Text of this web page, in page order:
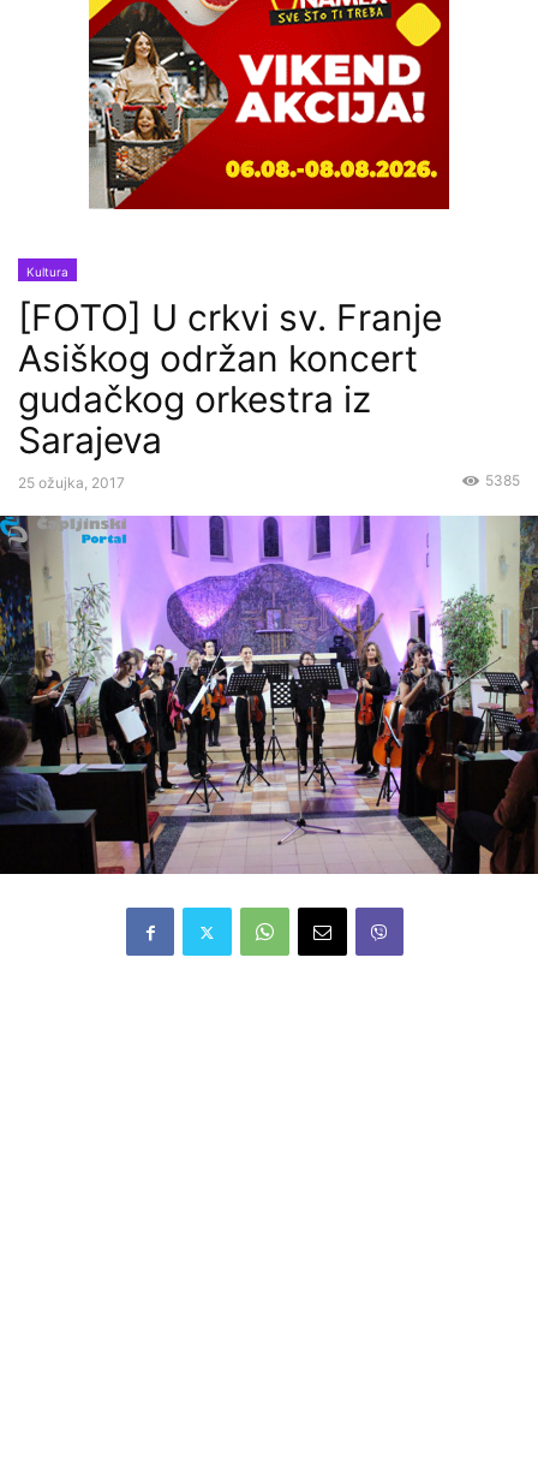
Kultura
[FOTO] U crkvi sv. Franje
Asiškog održan koncert
gudačkog orkestra iz
Sarajeva
25 ožujka, 2017 5385